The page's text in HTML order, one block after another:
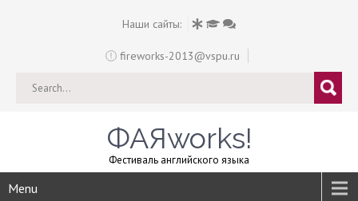
Наши сайты:
fireworks-2013@vspu.ru
ФАЯworks!
Фестиваль английского языка
Menu